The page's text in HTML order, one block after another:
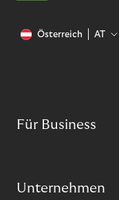
Österreich AT
Für Business
Unternehmen